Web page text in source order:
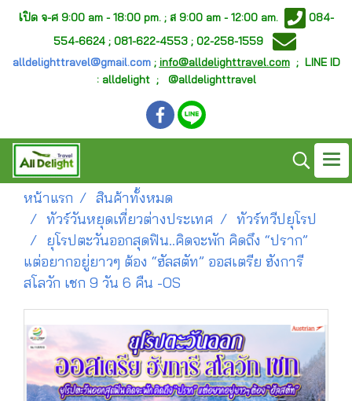
เปิด จ-ศ 9:00 am - 18:00 pm. ; ส 9:00 am - 12:00 am.
084-
554-6624 ; 081-622-4553 ; 02-258-1559
alldelighttravel@gmail.com; info@alldelighttravel.com; LINE ID
: alldelight ; @alldelighttravel
หน้าแรก
สินค้าทั้งหมด
ทัวร์วันหยุดเที่ยวต่างประเทศ
ทัวร์ทวีปยุโรป
ยุโรปตะวันออกสุดฟิน..คิดจะพัก คิดถึง “ปราก”
แต่อยากอยู่ยาวๆ ต้อง “ฮัลสตัท” ออสเตรีย ฮังการี
สโลวัก เชก 9 วัน 6 คืน -OS